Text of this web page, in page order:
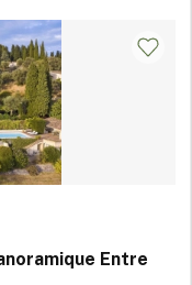
Entre